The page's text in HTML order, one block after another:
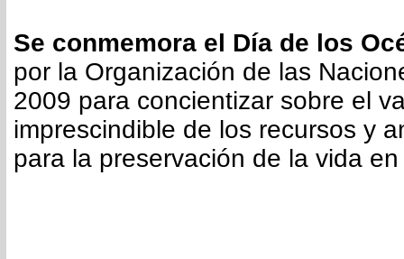
Se conmemora el Día de los
por la Organización de las
2009 para concientizar sobre el
imprescindible de los recursos y
para la preservación de la vida